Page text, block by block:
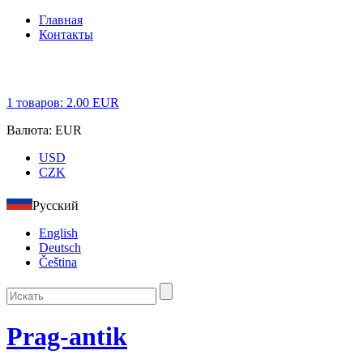
Главная
Контакты
1 товаров: 2.00 EUR
Валюта: EUR
USD
CZK
Русский
English
Deutsch
Čeština
Prag-antik